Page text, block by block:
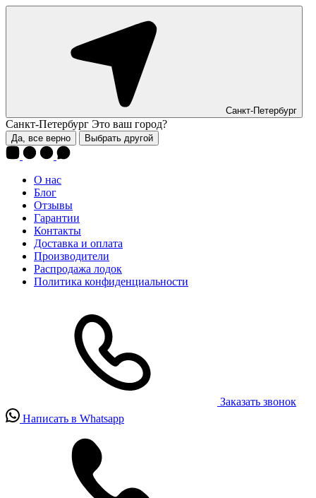
Санкт-Петербург
Санкт-Петербург Это ваш город?
Да, все верно Выбрать другой
О нас
Блог
Отзывы
Гарантии
Контакты
Доставка и оплата
Производители
Распродажа лодок
Политика конфиденциальности
Заказать звонок
Написать в Whatsapp